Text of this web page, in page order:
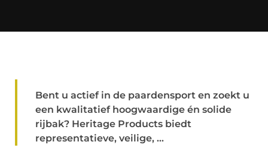
Bent u actief in de paardensport en zoekt u
een kwalitatief hoogwaardige én solide
rijbak? Heritage Products biedt
representatieve, veilige, ...